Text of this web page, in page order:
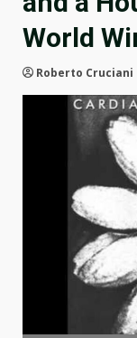
World
Roberto Cruciani